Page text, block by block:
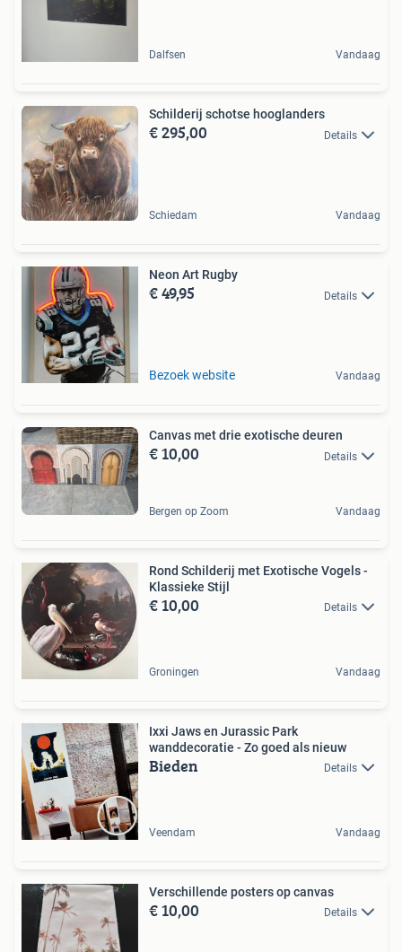
Dalfsen Vandaag
Schilderij schotse hooglanders
€ 295,00 Details
Schiedam Vandaag
Neon Art Rugby
€ 49,95 Details
Bezoek website Vandaag
Canvas met drie exotische deuren
€ 10,00 Details
Bergen op Zoom Vandaag
Rond Schilderij met Exotische Vogels -
Klassieke Stijl
€ 10,00 Details
Groningen Vandaag
Ixxi Jaws en Jurassic Park
wanddecoratie - Zo goed als nieuw
Bieden Details
Veendam Vandaag
Verschillende posters op canvas
€ 10,00 Details